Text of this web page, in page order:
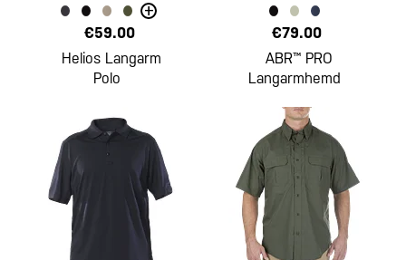
+
€59.00
Helios Langarm
Polo
€79.00
ABR™ PRO
Langarmhemd